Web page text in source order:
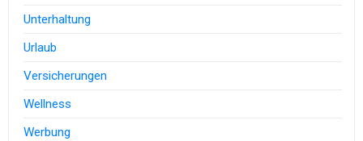
Unterhaltung
Urlaub
Versicherungen
Wellness
Werbung